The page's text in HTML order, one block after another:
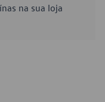
na sua loja